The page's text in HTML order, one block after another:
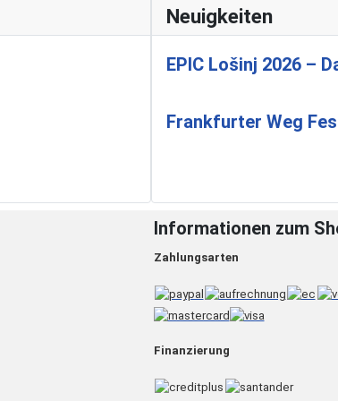
Neuigkeiten
EPIC Lošinj 2026 –
Frankfurter Weg
Informationen zum
Zahlungsarten
Finanzierung